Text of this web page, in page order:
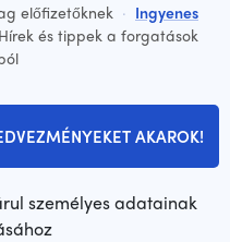
előfizetőknek · Ingyenes
Hírek és tippek a forgatások
AKAROK!
személyes adatainak